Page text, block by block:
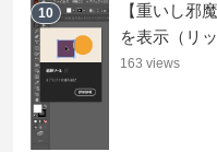
10
【重いし邪
を表示（リ
163 views